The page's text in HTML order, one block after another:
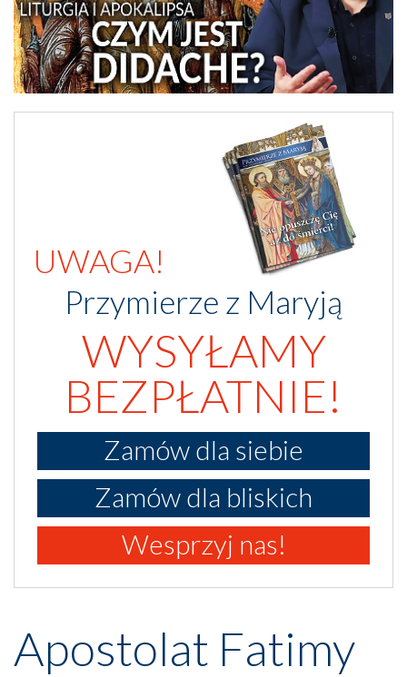
UWAGA!
Przymierze z Maryją
WYSYŁAMY
BEZPŁATNIE!
Zamów dla siebie
Zamów dla bliskich
Wesprzyj nas!
Apostolat Fatimy